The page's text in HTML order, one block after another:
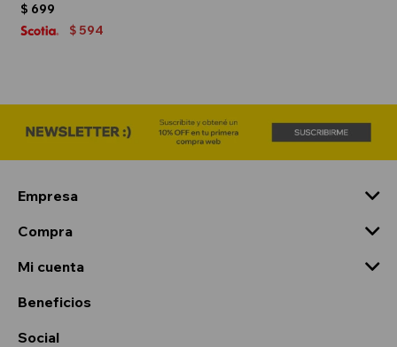
$ 699
$ 594
Empresa
Compra
Mi cuenta
Beneficios
Social